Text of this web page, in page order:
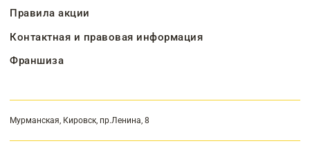
Правила акции
Контактная и правовая информация
Франшиза
Мурманская, Кировск, пр.Ленина, 8